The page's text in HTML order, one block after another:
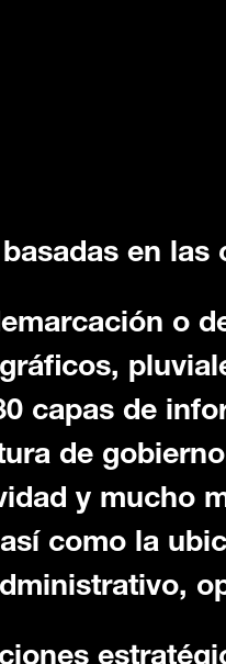
en las
o
capas de
de
y mucho
como la